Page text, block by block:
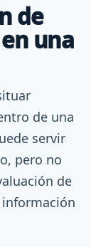
de
una
de una
servir
pero no
de